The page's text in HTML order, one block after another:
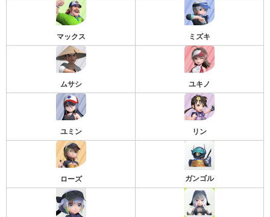
マックス ミズキ
ムサシ ユキノ
ユミン リン
ローズ ガンゴル